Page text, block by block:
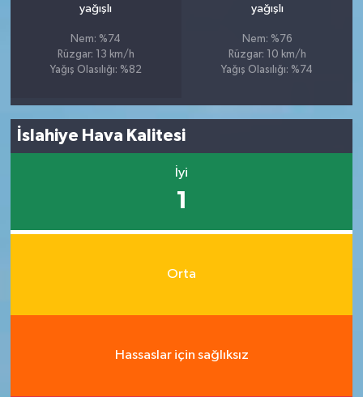
yağışlı
Nem: %74
Rüzgar: 13 km/h
Yağış Olasılığı: %82
yağışlı
Nem: %76
Rüzgar: 10 km/h
Yağış Olasılığı: %74
İslahiye Hava Kalitesi
İyi
1
Orta
Hassaslar için sağlıksız